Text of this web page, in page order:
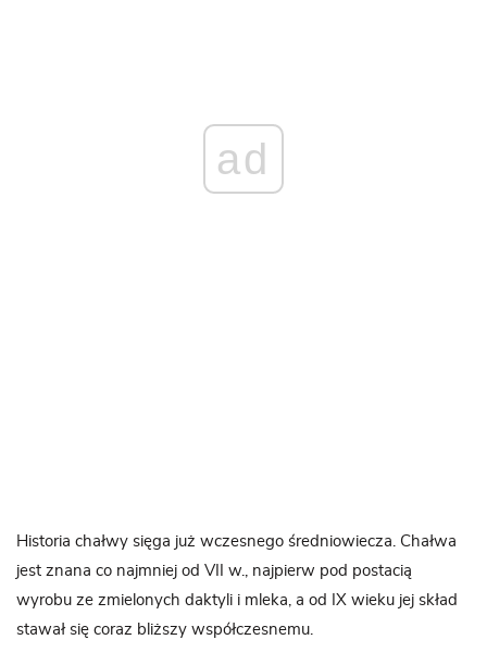
ad
Historia chałwy sięga już wczesnego średniowiecza. Chałwa
jest znana co najmniej od VII w., najpierw pod postacią
wyrobu ze zmielonych daktyli i mleka, a od IX wieku jej skład
stawał się coraz bliższy współczesnemu.